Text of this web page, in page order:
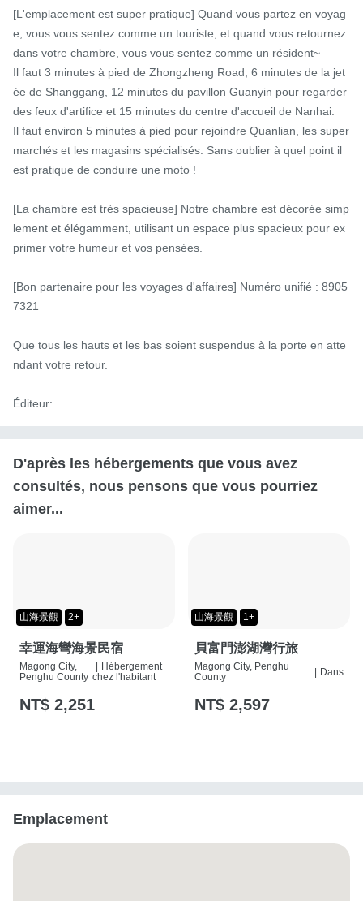
[L'emplacement est super pratique] Quand vous partez en voyag
e, vous vous sentez comme un touriste, et quand vous retournez
dans votre chambre, vous vous sentez comme un résident~
Il faut 3 minutes à pied de Zhongzheng Road, 6 minutes de la jet
ée de Shanggang, 12 minutes du pavillon Guanyin pour regarder
des feux d'artifice et 15 minutes du centre d'accueil de Nanhai.
Il faut environ 5 minutes à pied pour rejoindre Quanlian, les super
marchés et les magasins spécialisés. Sans oublier à quel point il
est pratique de conduire une moto !
[La chambre est très spacieuse] Notre chambre est décorée simp
lement et élégamment, utilisant un espace plus spacieux pour ex
primer votre humeur et vos pensées.
[Bon partenaire pour les voyages d'affaires] Numéro unifié : 8905
7321
Que tous les hauts et les bas soient suspendus à la porte en atte
ndant votre retour.
Éditeur:
D'après les hébergements que vous avez
consultés, nous pensons que vous pourriez
aimer...
山海景觀 2+
幸運海彎海景民宿
Magong City,
Penghu County
Hébergement
chez l'habitant
NT$ 2,251
山海景觀 1+
貝富門澎湖灣行旅
Magong City, Penghu
County
| Dans
NT$ 2,597
Emplacement